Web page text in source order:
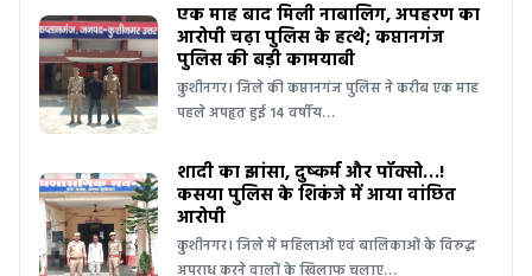
एक माह बाद मिली नाबालिग, अपहरण का
आरोपी चढ़ा पुलिस के हत्थे; कप्तानगंज
पुलिस की बड़ी कामयाबी
कुशीनगर। जिले की कप्तानगंज पुलिस ने करीब एक माह
पहले अपहृत हुई 14 वर्षीय…
शादी का झांसा, दुष्कर्म और पॉक्सो…!
कसया पुलिस के शिकंजे में आया वांछित
आरोपी
कुशीनगर। जिले में महिलाओं एवं बालिकाओं के विरुद्ध